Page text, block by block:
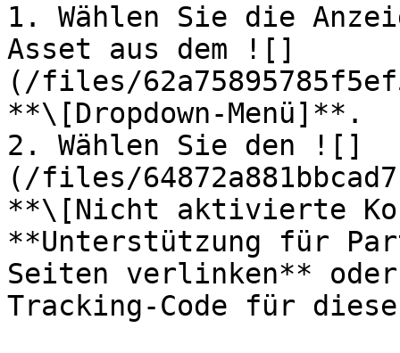
1. Wählen Sie die
Asset aus dem ![]
(/files/
**\[Dropdown-Menü]**.
2. Wählen Sie den ![]
(/files/
**\[Nicht aktivierte
**Unterstützung für
Seiten verlinken**
Tracking-Code für